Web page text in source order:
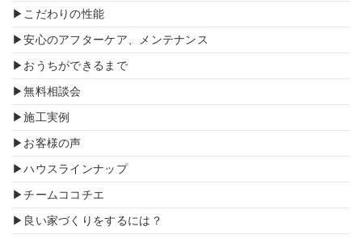
こだわりの性能
安心のアフターケア、メンテナンス
おうちができるまで
無料相談会
施工実例
お客様の声
ハウスラインナップ
チームココチエ
良い家づくりをするには？